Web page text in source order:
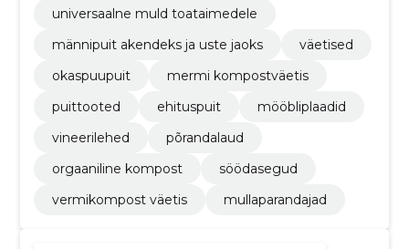
universaalne muld toataimedele
männipuit akendeks ja uste jaoks
väetised
okaspuupuit
mermi kompostväetis
puittooted
ehituspuit
mööbliplaadid
vineerilehed
põrandalaud
orgaaniline kompost
söödasegud
vermikompost väetis
mullaparandajad